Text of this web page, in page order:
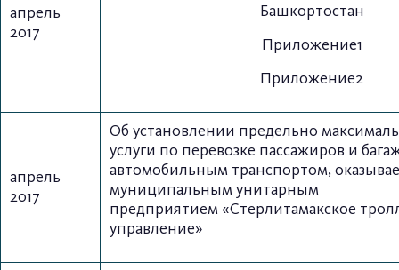
апрель
2017
Башкортостан
Приложение1
Приложение2
апрель
2017
Об установлении предельно
услуги по перевозке пассажиров и
автомобильным транспортом,
муниципальным унитарным
предприятием «Стерлитамакское
управление»